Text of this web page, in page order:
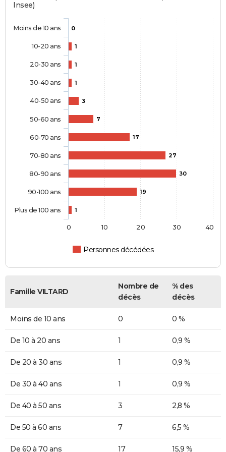
Insee)
0
1
1
1
3
7
17
27
30
19
1
Personnes décédées
Moins de 10 ans
10-20 ans
20-30 ans
30-40 ans
40-50 ans
50-60 ans
60-70 ans
70-80 ans
80-90 ans
90-100 ans
Plus de 100 ans
0 10 20 30 40
Famille VILTARD
Nombre de
décès
% des
décès
Moins de 10 ans 0 0 %
De 10 à 20 ans 1 0,9 %
De 20 à 30 ans 1 0,9 %
De 30 à 40 ans 1 0,9 %
De 40 à 50 ans 3 2,8 %
De 50 à 60 ans 7 6,5 %
De 60 à 70 ans 17 15,9 %